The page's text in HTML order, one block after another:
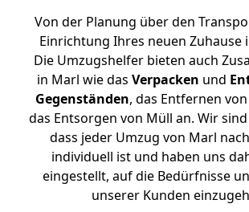
Von der Planung über den
Einrichtung Ihres neuen Zuhause
Die Umzugshelfer bieten auch
in Marl wie das Verpacken und
Gegenständen, das Entfernen
das Entsorgen von Müll an. Wir
dass jeder Umzug von Marl
individuell ist und haben uns
eingestellt, auf die Bedürfnisse
unserer Kunden